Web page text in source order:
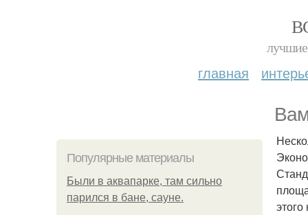
лучшие
главная
Популярные материалы
Были в аквапарке, там сильно
парился в бане, сауне.